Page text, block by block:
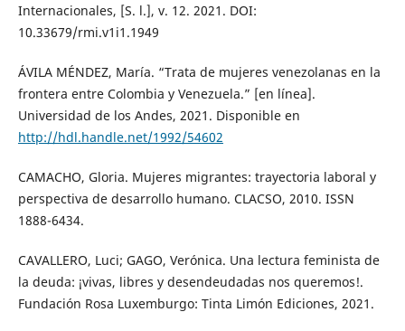
Internacionales, [S. l.], v. 12. 2021. DOI:
10.33679/rmi.v1i1.1949
ÁVILA MÉNDEZ, María. “Trata de mujeres venezolanas en la
frontera entre Colombia y Venezuela.” [en línea].
Universidad de los Andes, 2021. Disponible en
http://hdl.handle.net/1992/54602
CAMACHO, Gloria. Mujeres migrantes: trayectoria laboral y
perspectiva de desarrollo humano. CLACSO, 2010. ISSN
1888-6434.
CAVALLERO, Luci; GAGO, Verónica. Una lectura feminista de
la deuda: ¡vivas, libres y desendeudadas nos queremos!.
Fundación Rosa Luxemburgo: Tinta Limón Ediciones, 2021.